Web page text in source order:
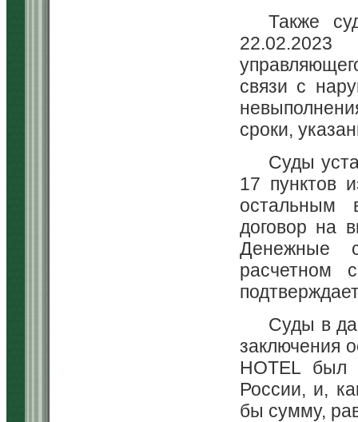
Также
22.02.2023
связи с
сроки,
Суды
17 пунктов
остальным
договор на
Денежные
расчетном
Суды в
заключения
HOTEL был
России, и,
бы сумму,